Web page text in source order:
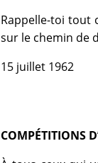
Rappelle-toi tout
sur le chemin de
15 juillet 1962
COMPÉTITIONS